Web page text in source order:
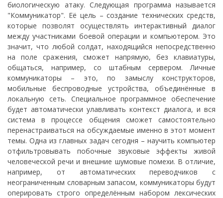
биологическую атаку. Следующая программа называется
"Коммуникатор". Её цель – создание технических средств,
которые позволят осуществлять интерактивный диалог
между участниками боевой операции и компьютером. Это
значит, что любой солдат, находящийся непосредственно
на поле сражения, сможет напрямую, без клавиатуры,
общаться, например, со штабным сервером. Личные
коммуникаторы – это, по замыслу конструкторов,
мобильные беспроводные устройства, объединённые в
локальную сеть. Специальное программное обеспечение
будет автоматически улавливать контекст диалога, и вся
система в процессе общения сможет самостоятельно
перенастраиваться на обсуждаемые именно в этот момент
темы. Одна из главных задач сегодня – научить компьютер
отфильтровывать побочные звуковые эффекты живой
человеческой речи и внешние шумовые помехи. В отличие,
например, от автоматических переводчиков с
неограниченным словарным запасом, коммуникаторы будут
оперировать строго определённым набором лексических